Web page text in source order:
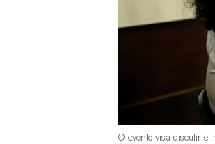
O evento visa discutir e